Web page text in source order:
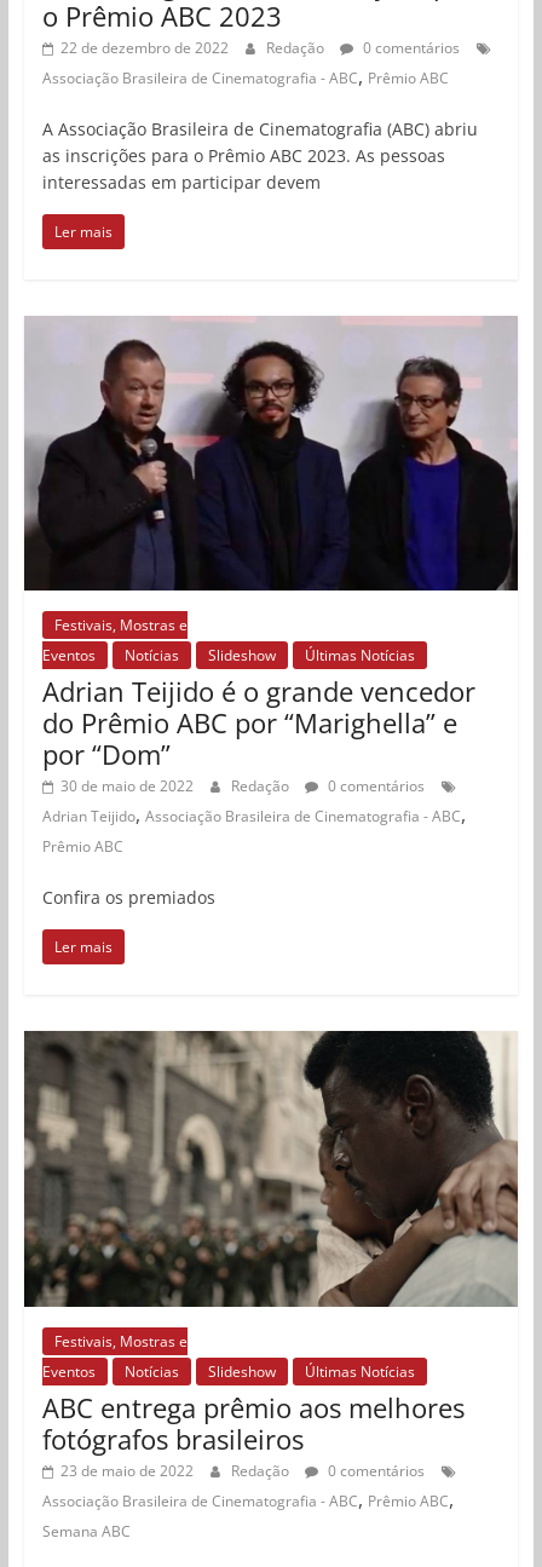
o Prêmio ABC 2023
22 de dezembro de 2022 Redação
0 comentários
Associação Brasileira de Cinematografia - ABC, Prêmio ABC
A Associação Brasileira de Cinematografia (ABC) abriu
as inscrições para o Prêmio ABC 2023. As pessoas
interessadas em participar devem
Ler mais
Festivais, Mostras e
Eventos
Notícias Slideshow Últimas Notícias
Adrian Teijido é o grande vencedor
do Prêmio ABC por “Marighella” e
por “Dom”
30 de maio de 2022 Redação
0 comentários
Adrian Teijido, Associação Brasileira de Cinematografia - ABC,
Prêmio ABC
Confira os premiados
Ler mais
Festivais, Mostras e
Eventos
Notícias Slideshow Últimas Notícias
ABC entrega prêmio aos melhores
fotógrafos brasileiros
23 de maio de 2022 Redação
0 comentários
Associação Brasileira de Cinematografia - ABC, Prêmio ABC,
Semana ABC